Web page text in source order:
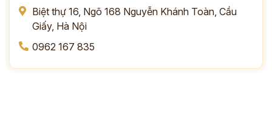
Biệt thự 16, Ngõ 168 Nguyễn Khánh Toàn, Cầu
Giấy, Hà Nội
0962 167 835
*